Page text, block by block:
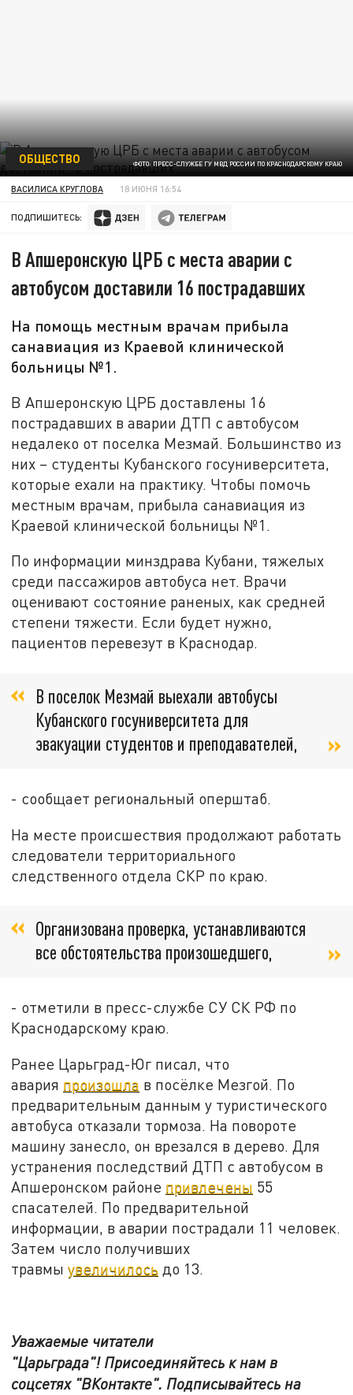
ФОТО: ПРЕСС-СЛУЖБЕ ГУ МВД РОССИИ ПО КРАСНОДАРСКОМУ КРАЮ
ОБЩЕСТВО
ВАСИЛИСА КРУГЛОВА 18 ИЮНЯ 16:54
ПОДПИШИТЕСЬ:
В Апшеронскую ЦРБ с места аварии с
автобусом доставили 16 пострадавших
На помощь местным врачам прибыла
санавиация из Краевой клинической
больницы №1.
В Апшеронскую ЦРБ доставлены 16
пострадавших в аварии ДТП с автобусом
недалеко от поселка Мезмай. Большинство из
них – студенты Кубанского госуниверситета,
которые ехали на практику. Чтобы помочь
местным врачам, прибыла санавиация из
Краевой клинической больницы №1.
По информации минздрава Кубани, тяжелых
среди пассажиров автобуса нет. Врачи
оценивают состояние раненых, как средней
степени тяжести. Если будет нужно,
пациентов перевезут в Краснодар.
В поселок Мезмай выехали автобусы
Кубанского госуниверситета для
эвакуации студентов и преподавателей,
- сообщает региональный оперштаб.
На месте происшествия продолжают работать
следователи территориального
следственного отдела СКР по краю.
Организована проверка, устанавливаются
все обстоятельства произошедшего,
- отметили в пресс-службе СУ СК РФ по
Краснодарскому краю.
Ранее Царьград-Юг писал, что
авария произошла в посёлке Мезгой. По
предварительным данным у туристического
автобуса отказали тормоза. На повороте
машину занесло, он врезался в дерево. Для
устранения последствий ДТП с автобусом в
Апшеронском районе привлечены 55
спасателей. По предварительной
информации, в аварии пострадали 11 человек.
Затем число получивших
травмыувеличилось до 13.
Уважаемые читатели
"Царьграда"! Присоединяйтесь к нам в
соцсетях "ВКонтакте". Подписывайтесь на